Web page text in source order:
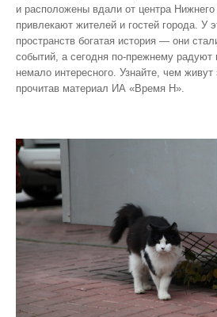
и расположены вдали от центра
привлекают жителей и гостей города. У
пространств богатая история — они
событий, а сегодня по‑прежнему радуют
немало интересного. Узнайте, чем живут
прочитав материал ИА «Время Н».